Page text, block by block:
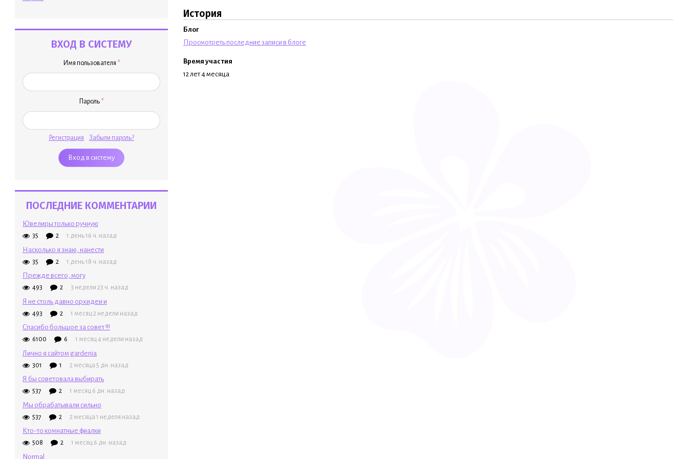
ВХОД В СИСТЕМУ
Имя пользователя *
Пароль *
Регистрация Забыли пароль?
ПОСЛЕДНИЕ КОММЕНТАРИИ
Ювелиры только ручную
35 2 1 день 16 ч. назад
Насколько я знаю, нанести
35 2 1 день 18 ч. назад
Прежде всего, могу
493 2 3 недели 23 ч. назад
Я не столь давно орхидеи и
493 2 1 месяц 2 недели назад
Спасибо большое за совет !!!
6100 6 1 месяц 4 недели назад
Лично я сайтом gardenia
301 1 2 месяца 5 дн. назад
Я бы советовала выбирать
537 2 1 месяц 6 дн. назад
Мы обрабатывали сильно
537 2 2 месяца 1 неделя назад
Кто-то комнатные фиалки
508 2 1 месяц 6 дн. назад
Normal
История
Блог
Просмотреть последние записи в блоге
Время участия
12 лет 4 месяца